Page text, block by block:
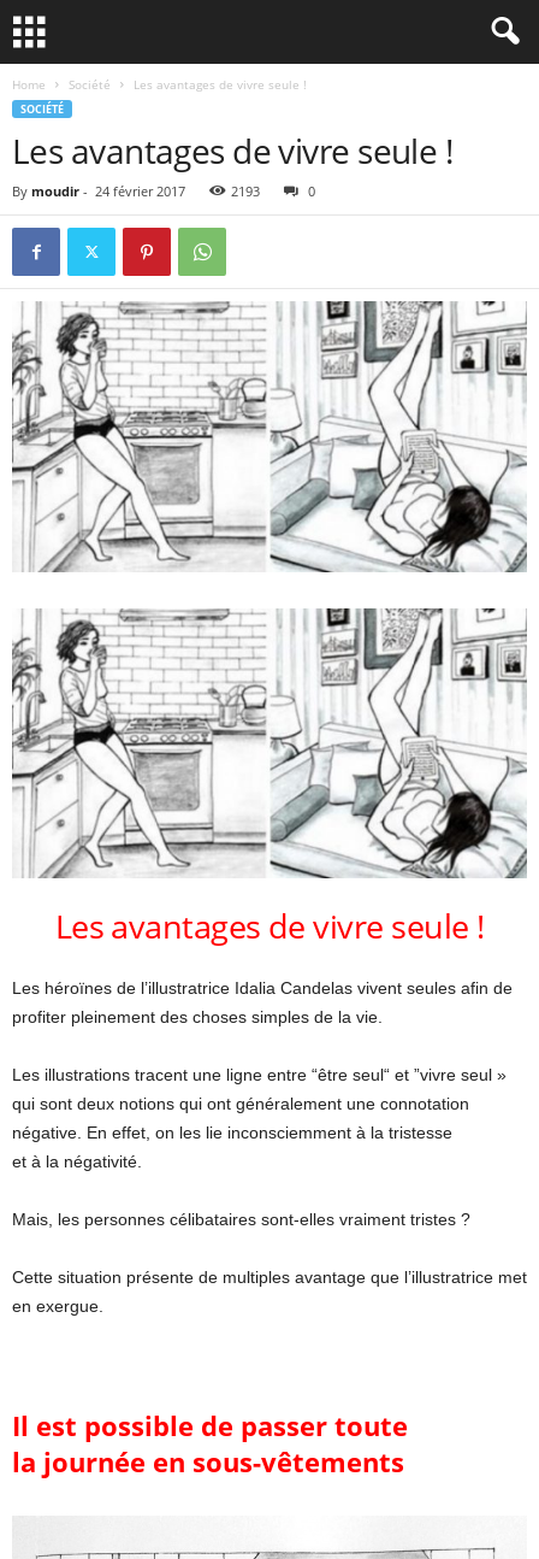
Home Société Les avantages de vivre seule !
SOCIÉTÉ
Les avantages de vivre seule !
By moudir - 24 février 2017 2193 0
Les avantages de vivre seule !
Les héroïnes de l’illustratrice Idalia Candelas vivent seules afin de
profiter pleinement des choses simples de la vie.
Les illustrations tracent une ligne entre “être seul“ et ”vivre seul »
qui sont deux notions qui ont généralement une connotation
négative. En effet, on les lie inconsciemment à la tristesse
et à la négativité.
Mais, les personnes célibataires sont-elles vraiment tristes ?
Cette situation présente de multiples avantage que l’illustratrice met
en exergue.
Il est possible de passer toute
la journée en sous-vêtements